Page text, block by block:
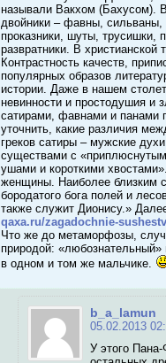
называли Вакхом (Бахусом).
двойники – фавны,
проказники, шуты,
развратники. В христианской
Контрастность качеств,
популярных образов
истории. Даже в нашем
невинности и простодушия и
сатирами, фавнами и панами
уточнить, какие различия
греков сатиры – мужские
существами с
ушами и короткими
женщины. Наиболее близким
бородатого бога полей и
также служит Дионису.»
qaxa.ru/zagadochnie-
Что же до метаморфозы,
природой:
в одном и том же мальчике.
b_a_lamun
05.02.2013
У этого